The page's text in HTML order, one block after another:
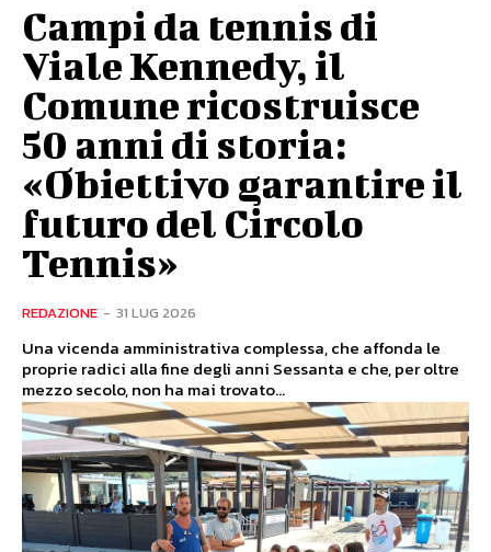
Campi da tennis di
Viale Kennedy, il
Comune ricostruisce
50 anni di storia:
«Obiettivo garantire il
futuro del Circolo
Tennis»
REDAZIONE - 31 LUG 2026
Una vicenda amministrativa complessa, che affonda le
proprie radici alla fine degli anni Sessanta e che, per oltre
mezzo secolo, non ha mai trovato...